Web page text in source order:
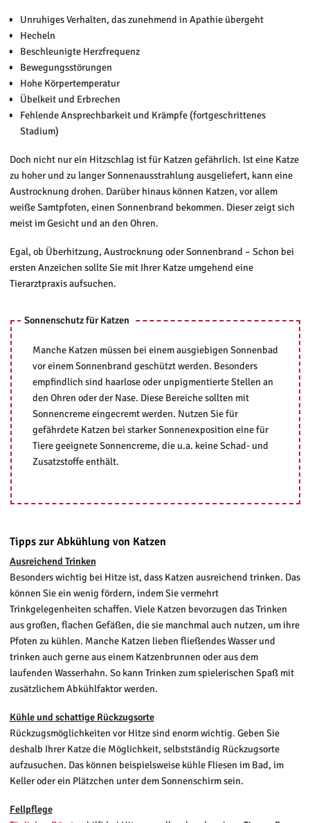
Unruhiges Verhalten, das zunehmend in Apathie übergeht
Hecheln
Beschleunigte Herzfrequenz
Bewegungsstörungen
Hohe Körpertemperatur
Übelkeit und Erbrechen
Fehlende Ansprechbarkeit und Krämpfe (fortgeschrittenes
Stadium)
Doch nicht nur ein Hitzschlag ist für Katzen gefährlich. Ist eine Katze
zu hoher und zu langer Sonnenausstrahlung ausgeliefert, kann eine
Austrocknung drohen. Darüber hinaus können Katzen, vor allem
weiße Samtpfoten, einen Sonnenbrand bekommen. Dieser zeigt sich
meist im Gesicht und an den Ohren.
Egal, ob Überhitzung, Austrocknung oder Sonnenbrand – Schon bei
ersten Anzeichen sollte Sie mit Ihrer Katze umgehend eine
Tierarztpraxis aufsuchen.
Sonnenschutz für Katzen
Manche Katzen müssen bei einem ausgiebigen Sonnenbad
vor einem Sonnenbrand geschützt werden. Besonders
empfindlich sind haarlose oder unpigmentierte Stellen an
den Ohren oder der Nase. Diese Bereiche sollten mit
Sonnencreme eingecremt werden. Nutzen Sie für
gefährdete Katzen bei starker Sonnenexposition eine für
Tiere geeignete Sonnencreme, die u.a. keine Schad- und
Zusatzstoffe enthält.
Tipps zur Abkühlung von Katzen
Ausreichend Trinken
Besonders wichtig bei Hitze ist, dass Katzen ausreichend trinken. Das
können Sie ein wenig fördern, indem Sie vermehrt
Trinkgelegenheiten schaffen. Viele Katzen bevorzugen das Trinken
aus großen, flachen Gefäßen, die sie manchmal auch nutzen, um ihre
Pfoten zu kühlen. Manche Katzen lieben fließendes Wasser und
trinken auch gerne aus einem Katzenbrunnen oder aus dem
laufenden Wasserhahn. So kann Trinken zum spielerischen Spaß mit
zusätzlichem Abkühlfaktor werden.
Kühle und schattige Rückzugsorte
Rückzugsmöglichkeiten vor Hitze sind enorm wichtig. Geben Sie
deshalb Ihrer Katze die Möglichkeit, selbstständig Rückzugsorte
aufzusuchen. Das können beispielsweise kühle Fliesen im Bad, im
Keller oder ein Plätzchen unter dem Sonnenschirm sein.
Fellpflege